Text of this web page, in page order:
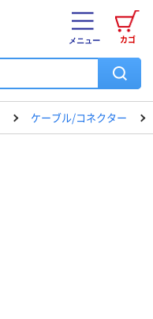
カゴ
メニュー
ケーブル/コネクター